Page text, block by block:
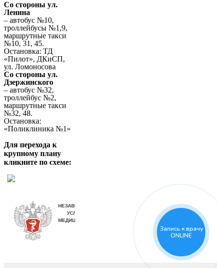
Со стороны ул.
Ленина
– автобус №10,
троллейбусы №1,9,
маршрутные такси
№10, 31, 45.
Остановка: ТД
«Пилот», ДКиСП,
ул. Ломоносова
Со стороны ул.
Дзержинского
– автобус №32,
троллейбус №2,
маршрутные такси
№32, 48.
Остановка:
«Поликлиника №1»
Для перехода к
крупному плану
кликните по схеме:
Запись к врачу
ONLINE